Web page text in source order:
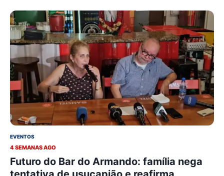
EVENTOS
4 SEMANAS AGO
Futuro do Bar do Armando: família nega